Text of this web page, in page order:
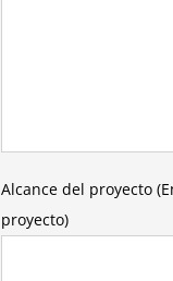
Alcance del proyecto
proyecto)